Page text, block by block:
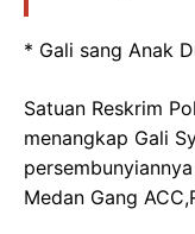
* Gali sang Anak
Satuan Reskrim
menangkap Gali
Medan Gang